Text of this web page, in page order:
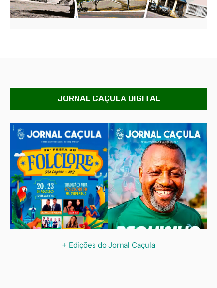
JORNAL CAÇULA DIGITAL
+ Edições do Jornal Caçula